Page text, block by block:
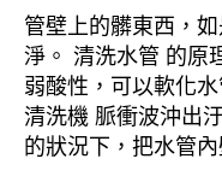
管壁上的髒東西，
淨。 清洗水管 的原
弱酸性，可以軟化
清洗機 脈衝波沖出
的狀況下，把水管內